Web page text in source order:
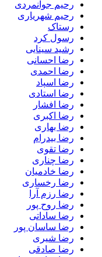
رحیم جوانمردی
رحیم شهریاری
رستاک
رسول کرد
رشید سینایی
رضا احسانی
رضا احمدی
رضا اسپاد
رضا استادی
رضا افشار
رضا اکبری
رضا بهاری
رضا بیدرام
رضا تقوی
رضا چناری
رضا خادمیان
رضا رخساری
رضا رزم آرا
رضا روح پور
رضا ساداتی
رضا ساسان پور
رضا شیری
رضا صادقی